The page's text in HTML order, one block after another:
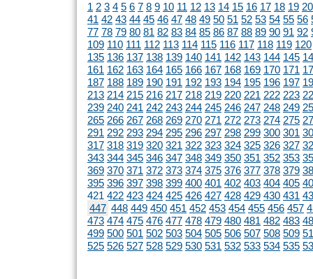
1 2 3 4 5 6 7 8 9 10 11 12 13 14 15 16 17 18 19 20
41 42 43 44 45 46 47 48 49 50 51 52 53 54 55 56
77 78 79 80 81 82 83 84 85 86 87 88 89 90 91 92
109 110 111 112 113 114 115 116 117 118 119 120
135 136 137 138 139 140 141 142 143 144 145
161 162 163 164 165 166 167 168 169 170 171
187 188 189 190 191 192 193 194 195 196 197
213 214 215 216 217 218 219 220 221 222 223
239 240 241 242 243 244 245 246 247 248 249
265 266 267 268 269 270 271 272 273 274 275
291 292 293 294 295 296 297 298 299 300 301
317 318 319 320 321 322 323 324 325 326 327
343 344 345 346 347 348 349 350 351 352 353
369 370 371 372 373 374 375 376 377 378 379
395 396 397 398 399 400 401 402 403 404 405
421 422 423 424 425 426 427 428 429 430 431
447 448 449 450 451 452 453 454 455 456 457
473 474 475 476 477 478 479 480 481 482 483
499 500 501 502 503 504 505 506 507 508 509
525 526 527 528 529 530 531 532 533 534 535